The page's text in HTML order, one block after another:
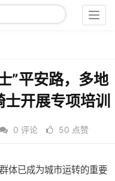
”平安路，多地
开展专项培训
0 评论 50 点赞
体已成为城市运转的重要